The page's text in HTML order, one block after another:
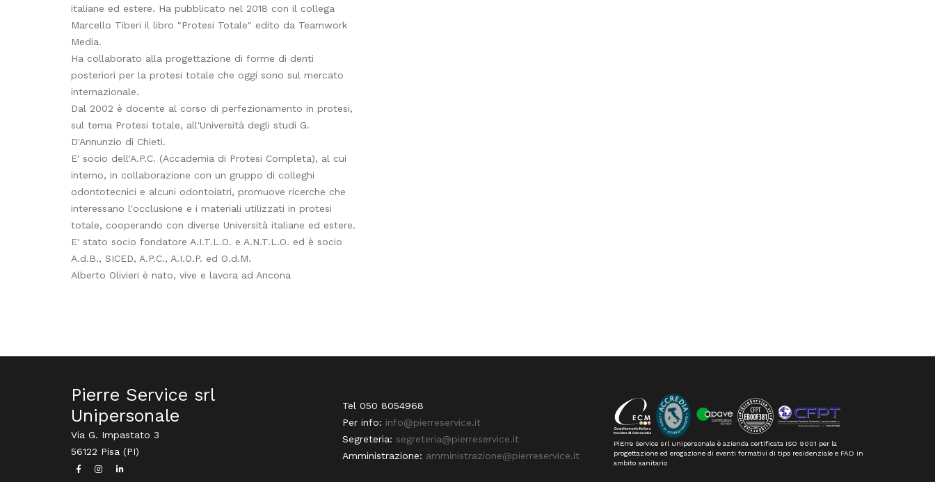
italiane ed estere. Ha pubblicato nel 2018 con il collega
Marcello Tiberi il libro "Protesi Totale" edito da Teamwork
Media.
Ha collaborato alla progettazione di forme di denti
posteriori per la protesi totale che oggi sono sul mercato
internazionale.
Dal 2002 è docente al corso di perfezionamento in protesi,
sul tema Protesi totale, all'Università degli studi G.
D'Annunzio di Chieti.
E' socio dell'A.P.C. (Accademia di Protesi Completa), al cui
interno, in collaborazione con un gruppo di colleghi
odontotecnici e alcuni odontoiatri, promuove ricerche che
interessano l'occlusione e i materiali utilizzati in protesi
totale, cooperando con diverse Università italiane ed estere.
E' stato socio fondatore A.I.T.L.O. e A.N.T.L.O. ed è socio
A.d.B., SICED, A.P.C., A.I.O.P. ed O.d.M.
Alberto Olivieri è nato, vive e lavora ad Ancona
Pierre Service srl
Unipersonale
Via G. Impastato 3
56122 Pisa (PI)
Tel 050 8054968
Per info: info@pierreservice.it
Segreteria: segreteria@pierreservice.it
Amministrazione: amministrazione@pierreservice.it
PiErre Service srl unipersonale è azienda certificata ISO 9001 per la
progettazione ed erogazione di eventi formativi di tipo residenziale e FAD in
ambito sanitario